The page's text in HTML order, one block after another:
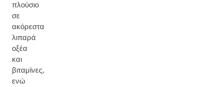
πλούσιο
σε
ακόρεστα
λιπαρά
οξέα
και
βιταμίνες,
ενώ